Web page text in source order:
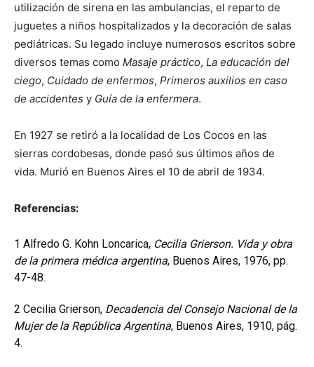
utilización de sirena en las ambulancias, el reparto de
juguetes a niños hospitalizados y la decoración de salas
pediátricas. Su legado incluye numerosos escritos sobre
diversos temas como Masaje práctico, La educación del
ciego, Cuidado de enfermos, Primeros auxilios en caso
de accidentes y Guía de la enfermera.
En 1927 se retiró a la localidad de Los Cocos en las
sierras cordobesas, donde pasó sus últimos años de
vida. Murió en Buenos Aires el 10 de abril de 1934.
Referencias:
1 Alfredo G. Kohn Loncarica, Cecilia Grierson. Vida y obra
de la primera médica argentina, Buenos Aires, 1976, pp.
47-48.
2 Cecilia Grierson, Decadencia del Consejo Nacional de la
Mujer de la República Argentina, Buenos Aires, 1910, pág.
4.